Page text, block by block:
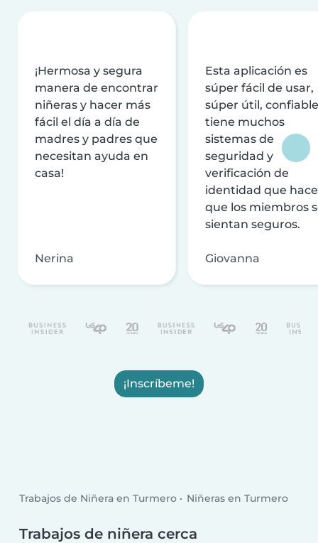
¡Hermosa y segura
manera de encontrar
niñeras y hacer más
fácil el día a día de
madres y padres que
necesitan ayuda en
casa!
Nerina
Esta aplicación es
súper fácil de usar,
súper útil,
tiene muchos
sistemas de
seguridad y
verificación de
identidad que
que los miembros
sientan seguros.
Giovanna
¡Inscríbeme!
Trabajos de Niñera en Turmero Niñeras en Turmero
Trabajos de niñera cerca